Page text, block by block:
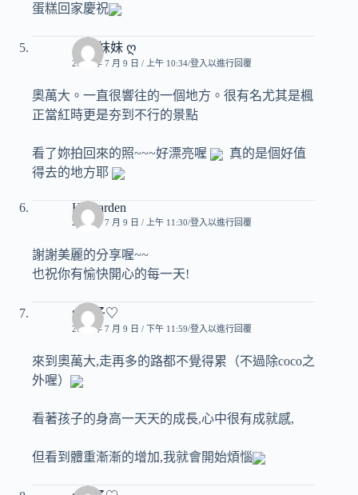
蛋糕回家慶祝
小雪妹妹 ღ
2009 年 7 月 9 日 / 上午 10:34 登入以進行回覆
奧萬大。一直很響往的一個地方。很有名尤其是楓
正當紅時更是夯到不行的景點
看了妳拍回來的照~~~好漂亮喔
真的是個好值
得去的地方耶
Ho-garden
2009 年 7 月 9 日 / 上午 11:30 登入以進行回覆
謝謝美麗的分享喔~~
也祝你有愉快開心的每一天!
♥玟子♡
2009 年 7 月 9 日 / 下午 11:59 登入以進行回覆
來到奧萬大,走再多的路都不覺得累（不過除coco之
外喔）
看著孩子的身高一天天的成長,心中很有成就感,
但看到體重漸漸的增加,我就會開始煩惱